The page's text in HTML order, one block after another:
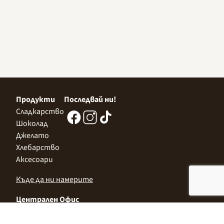
Продукти
Сладкарство
Шоколад
Джелато
Хлебарство
Аксесоари
Последвай ни!
Къде да ни намерите
Централен Офис